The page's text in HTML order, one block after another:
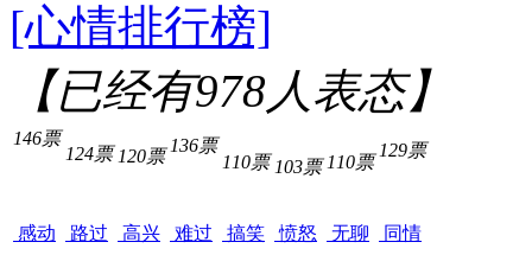
[心情排行榜]
【已经有978人表态】
146票
感动
124票
路过
120票
高兴
136票
难过
110票
搞笑
103票
愤怒
110票
无聊
129票
同情